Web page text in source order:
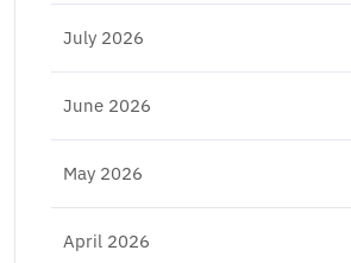
July 2026
June 2026
May 2026
April 2026